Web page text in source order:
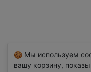
🍪 Мы используем
вашу корзину,